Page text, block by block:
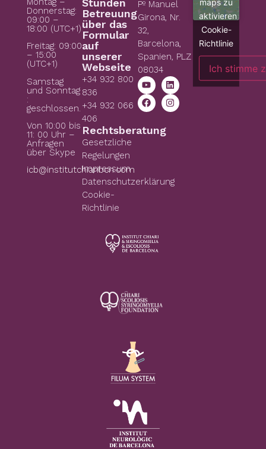
Donnerstag:
09:00 –
18:00 (UTC+1)
Freitag: 09:00
– 15:00
(UTC+1)
Samstag
und Sonntag
:
geschlossen.
Von 10:00 bis
11: 00 Uhr –
Anfragen
über Skype
icb@institutchiaribcn.com
Stunden
Betreuung
über das
Formular
auf
unserer
Webseite
+34 932 800
836
+34 932 066
406
Rechtsberatung
Gesetzliche
Regelungen
Impressum
Datenschutzerklärung
Cookie-
Richtlinie
Pº Manuel
Girona, Nr.
32,
Barcelona,
Spanien, PLZ
08034
aktivieren
Cookie-
Richtlinie
Ich stimme